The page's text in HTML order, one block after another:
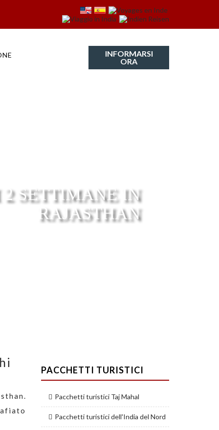
INFORMARSI
ORA
2 SETTIMANE IN
RAJASTHAN
PACCHETTI TURISTICI
Pacchetti turistici Taj Mahal
Pacchetti turistici dell'India del Nord